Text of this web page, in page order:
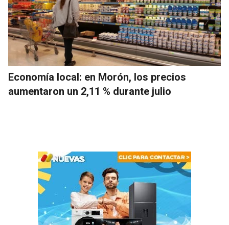
Economía local: en Morón, los precios
aumentaron un 2,11 % durante julio